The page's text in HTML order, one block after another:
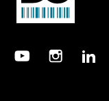
FacebookYouTube Instagram